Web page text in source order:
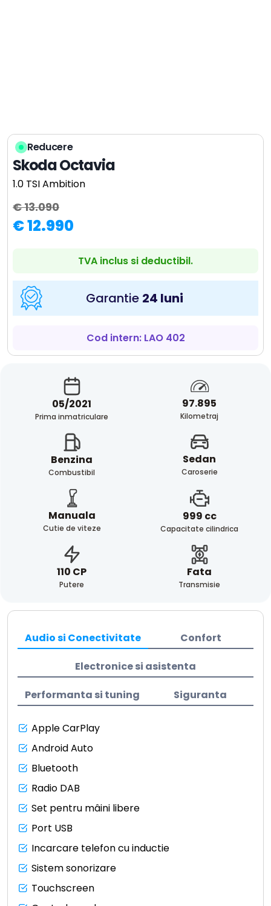
Reducere
Skoda Octavia
1.0 TSI Ambition
€ 13.090
€ 12.990
TVA inclus si deductibil.
Garantie 24 luni
Cod intern: LAO 402
05/2021
Prima inmatriculare
97.895
Kilometraj
Benzina
Combustibil
Sedan
Caroserie
Manuala
Cutie de viteze
999 cc
Capacitate cilindrica
110 CP
Putere
Fata
Transmisie
Audio si Conectivitate Confort
Electronice si asistenta
Performanta si tuning Siguranta
Apple CarPlay
Android Auto
Bluetooth
Radio DAB
Set pentru mâini libere
Port USB
Incarcare telefon cu inductie
Sistem sonorizare
Touchscreen